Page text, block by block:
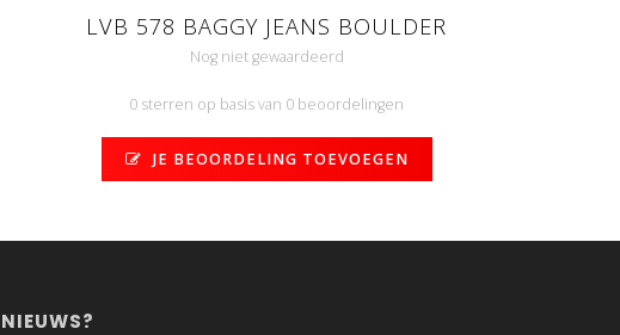
LVB 578 BAGGY JEANS BOULDER
Nog niet gewaardeerd
0 sterren op basis van 0 beoordelingen
JE BEOORDELING TOEVOEGEN